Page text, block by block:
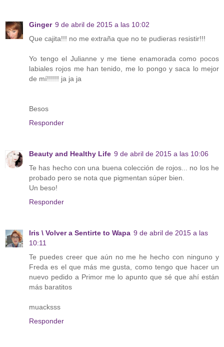
Ginger 9 de abril de 2015 a las 10:02
Que cajita!!! no me extraña que no te pudieras resistir!!!
Yo tengo el Julianne y me tiene enamorada como pocos
labiales rojos me han tenido, me lo pongo y saca lo mejor
de mí!!!!!! ja ja ja
Besos
Responder
Beauty and Healthy Life 9 de abril de 2015 a las 10:06
Te has hecho con una buena colección de rojos... no los he
probado pero se nota que pigmentan súper bien.
Un beso!
Responder
Iris \ Volver a Sentirte to Wapa 9 de abril de 2015 a las
10:11
Te puedes creer que aún no me he hecho con ninguno y
Freda es el que más me gusta, como tengo que hacer un
nuevo pedido a Primor me lo apunto que sé que ahí están
más baratitos
muacksss
Responder